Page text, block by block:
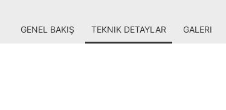
GENEL BAKIŞ TEKNIK DETAYLAR GALERI